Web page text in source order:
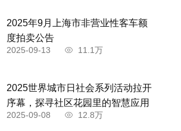
2025年9月上海市非营业性客车额
度拍卖公告
2025-09-13 11.1万
2025世界城市日社会系列活动拉开
序幕，探寻社区花园里的智慧应用
2025-09-08 12.8万